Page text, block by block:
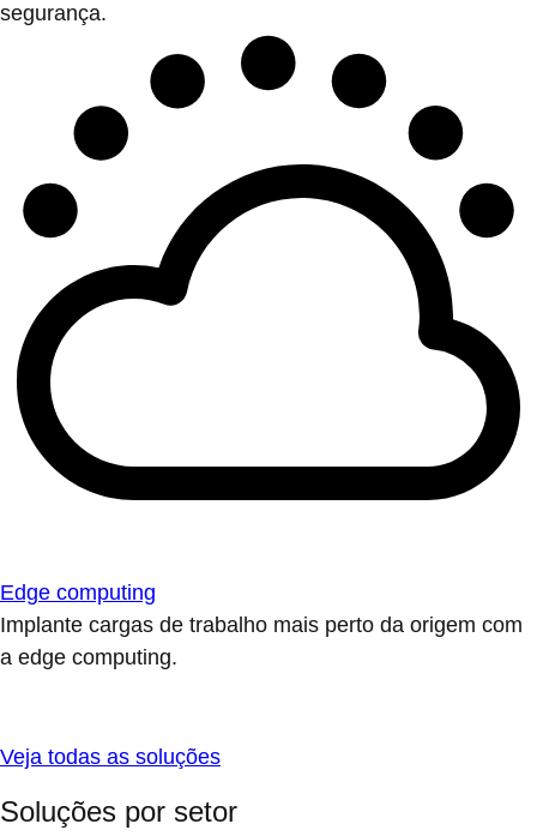
segurança.
Edge computing
Implante cargas de trabalho mais perto da origem com
a edge computing.
Veja todas as soluções
Soluções por setor